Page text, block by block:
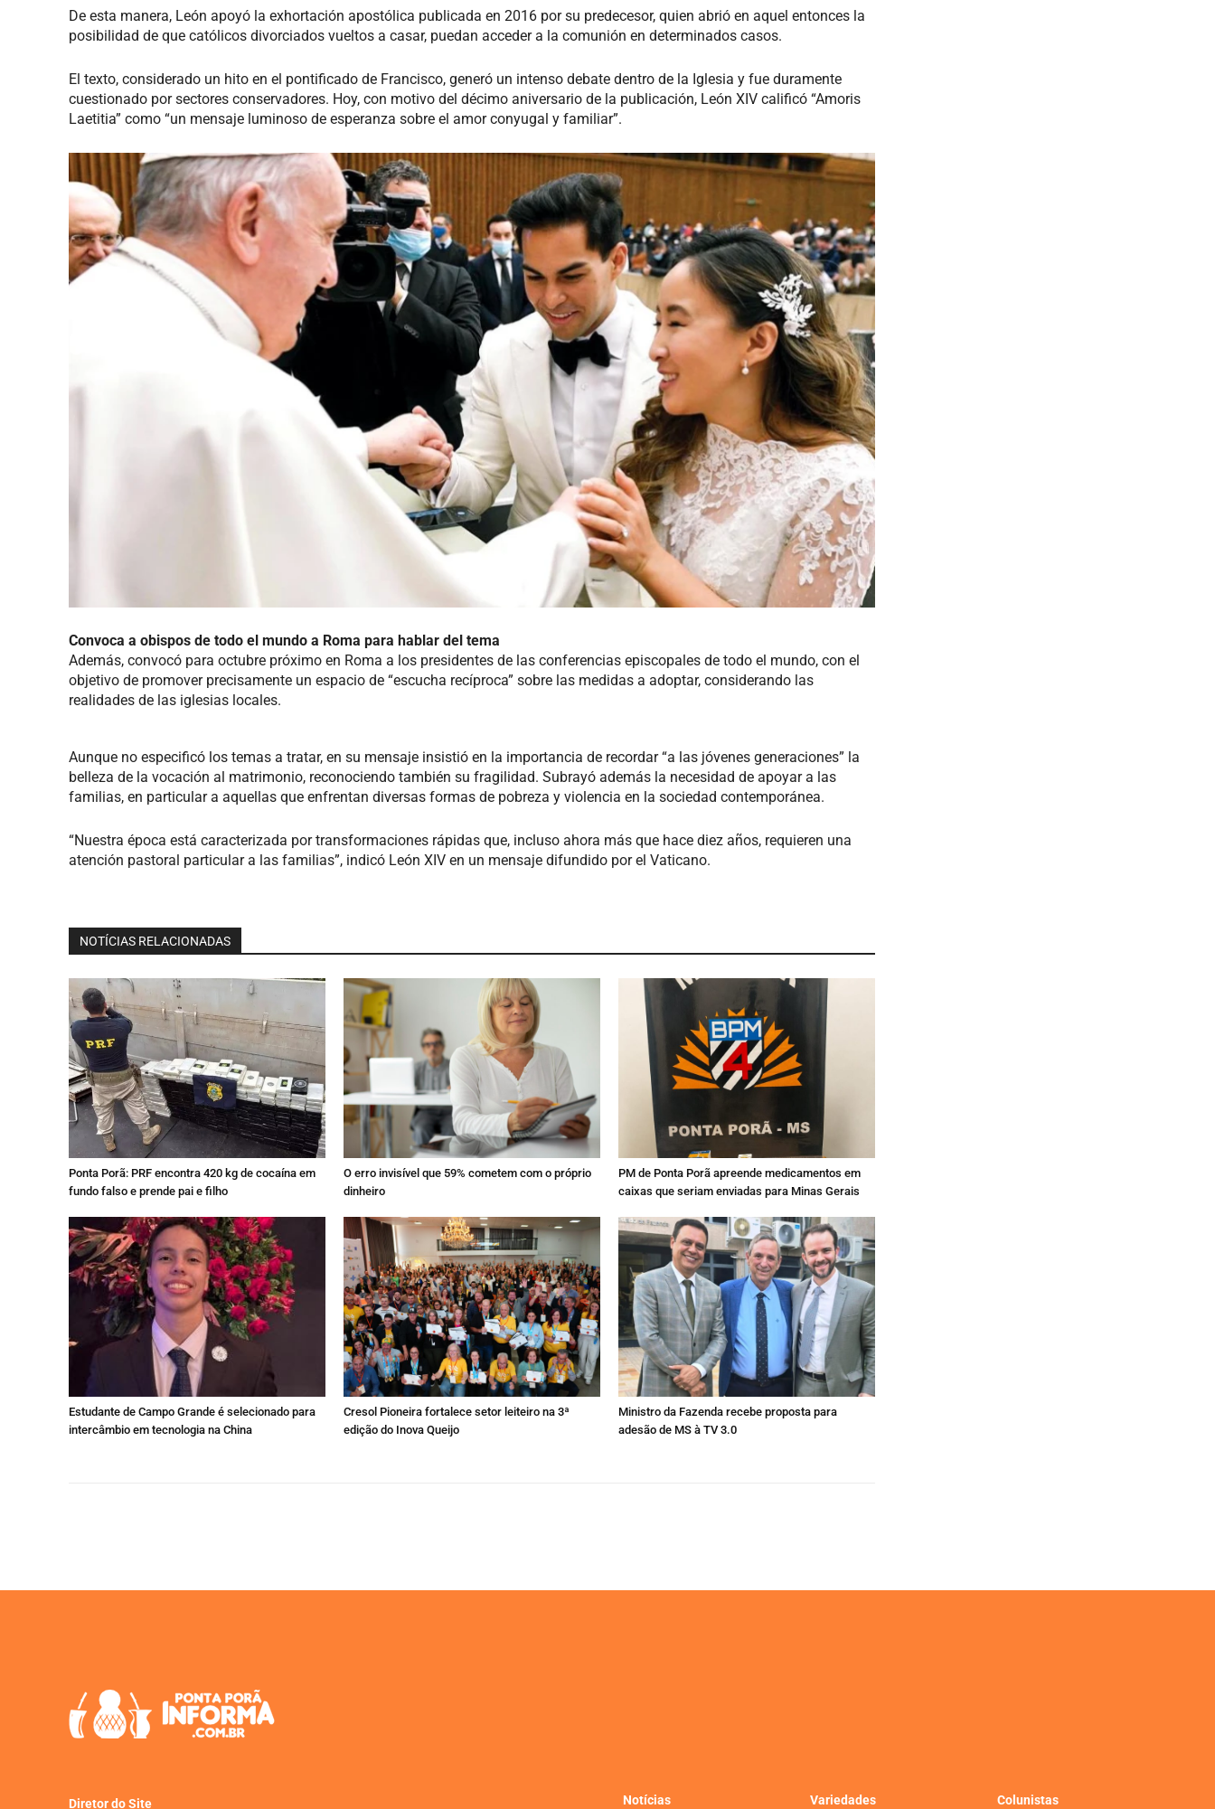
De esta manera, León apoyó la exhortación apostólica publicada en 2016 por su predecesor, quien abrió en aquel entonces la
posibilidad de que católicos divorciados vueltos a casar, puedan acceder a la comunión en determinados casos.
El texto, considerado un hito en el pontificado de Francisco, generó un intenso debate dentro de la Iglesia y fue duramente
cuestionado por sectores conservadores. Hoy, con motivo del décimo aniversario de la publicación, León XIV calificó “Amoris
Laetitia” como “un mensaje luminoso de esperanza sobre el amor conyugal y familiar”.
Convoca a obispos de todo el mundo a Roma para hablar del tema
Además, convocó para octubre próximo en Roma a los presidentes de las conferencias episcopales de todo el mundo, con el
objetivo de promover precisamente un espacio de “escucha recíproca” sobre las medidas a adoptar, considerando las
realidades de las iglesias locales.
Aunque no especificó los temas a tratar, en su mensaje insistió en la importancia de recordar “a las jóvenes generaciones” la
belleza de la vocación al matrimonio, reconociendo también su fragilidad. Subrayó además la necesidad de apoyar a las
familias, en particular a aquellas que enfrentan diversas formas de pobreza y violencia en la sociedad contemporánea.
“Nuestra época está caracterizada por transformaciones rápidas que, incluso ahora más que hace diez años, requieren una
atención pastoral particular a las familias”, indicó León XIV en un mensaje difundido por el Vaticano.
NOTÍCIAS RELACIONADAS
Ponta Porã: PRF encontra 420 kg de cocaína em
fundo falso e prende pai e filho
O erro invisível que 59% cometem com o próprio
dinheiro
PM de Ponta Porã apreende medicamentos em
caixas que seriam enviadas para Minas Gerais
Estudante de Campo Grande é selecionado para
intercâmbio em tecnologia na China
Cresol Pioneira fortalece setor leiteiro na 3ª
edição do Inova Queijo
Ministro da Fazenda recebe proposta para
adesão de MS à TV 3.0
Diretor do Site Notícias Variedades Colunistas